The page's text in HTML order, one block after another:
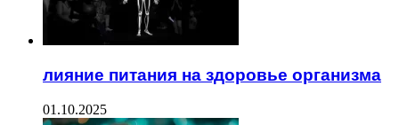
лияние питания на здоровье организма
01.10.2025